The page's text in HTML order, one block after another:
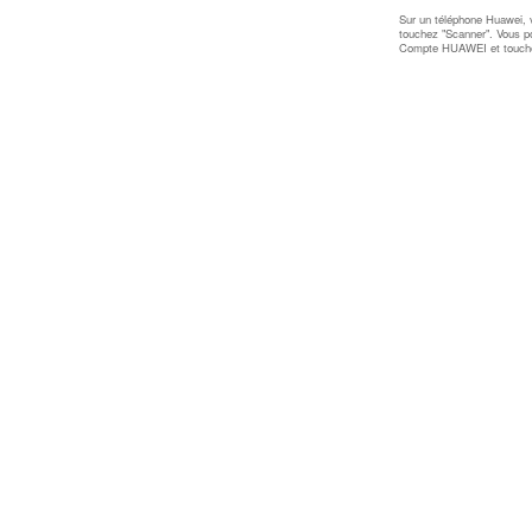
Sur un téléphone Huawei,
touchez "Scanner". Vous
Compte HUAWEI et